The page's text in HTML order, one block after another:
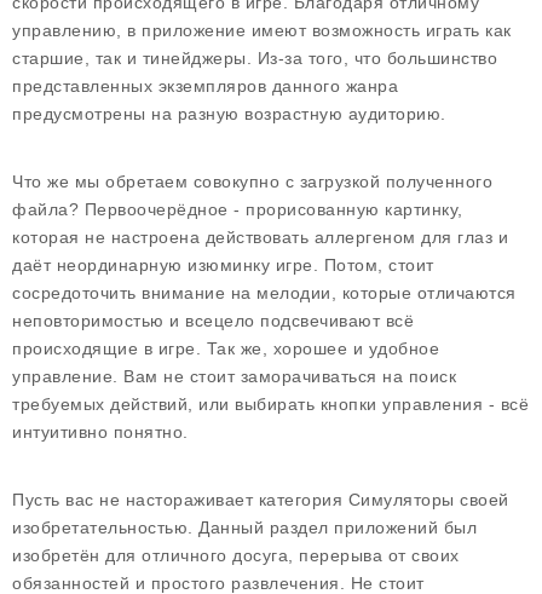
управлению, в приложение имеют возможность играть как
старшие, так и тинейджеры. Из-за того, что большинство
представленных экземпляров данного жанра
предусмотрены на разную возрастную аудиторию.
Что же мы обретаем совокупно с загрузкой полученного
файла? Первоочерёдное - прорисованную картинку,
которая не настроена действовать аллергеном для глаз и
даёт неординарную изюминку игре. Потом, стоит
сосредоточить внимание на мелодии, которые отличаются
неповторимостью и всецело подсвечивают всё
происходящие в игре. Так же, хорошее и удобное
управление. Вам не стоит заморачиваться на поиск
требуемых действий, или выбирать кнопки управления - всё
интуитивно понятно.
Пусть вас не настораживает категория Симуляторы своей
изобретательностью. Данный раздел приложений был
изобретён для отличного досуга, перерыва от своих
обязанностей и простого развлечения. Не стоит